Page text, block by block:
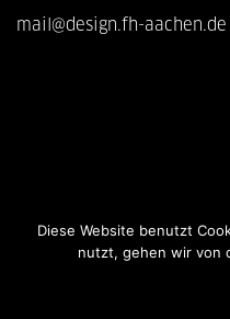
mail@design.fh-aachen.de
Diese Website benutzt
nutzt, gehen wir von